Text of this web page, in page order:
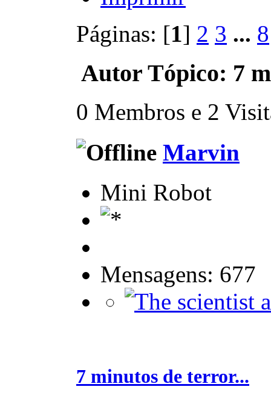
Páginas: [1] 2 3 ... 8
Autor Tópico: 7
0 Membros e 2
Marvin
Mini Robot
Mensagens: 677
7 minutos de terror...